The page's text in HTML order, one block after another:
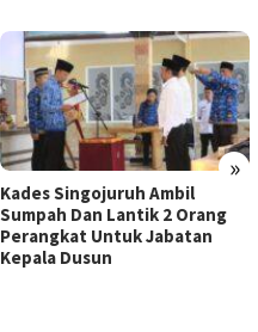
»
Kades Singojuruh Ambil
Sumpah Dan Lantik 2 Orang
Perangkat Untuk Jabatan
Kepala Dusun